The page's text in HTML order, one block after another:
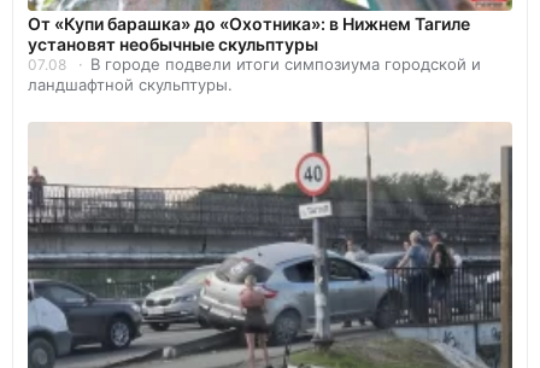
От «Купи барашка» до «Охотника»: в Нижнем Тагиле
установят необычные скульптуры
07.08
В городе подвели итоги симпозиума городской и
ландшафтной скульптуры.